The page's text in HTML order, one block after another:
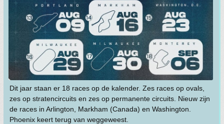
Dit jaar staan er 18 races op de kalender. Zes races op ovals,
zes op stratencircuits en zes op permanente circuits. Nieuw zijn
de races in Arlington, Markham (Canada) en Washington.
Phoenix keert terug van weggeweest.